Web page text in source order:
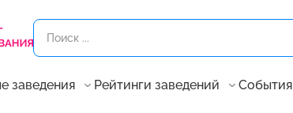
заведения Рейтинги заведений События